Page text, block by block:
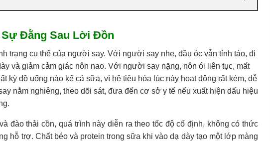
Đằng Sau Lời Đồn
trạng cụ thể của người say. Với người say nhẹ, đầu óc vẫn tỉnh táo, đi
và giảm cảm giác nôn nao. Với người say nặng, nôn ói liên tục, mất
kỳ đồ uống nào kể cả sữa, vì hệ tiêu hóa lúc này hoạt động rất kém, dễ
nằm nghiêng, theo dõi sát, đưa đến cơ sở y tế nếu xuất hiện dấu hiệu
đào thải cồn, quá trình này diễn ra theo tốc độ cố định, không có thức
hỗ trợ. Chất béo và protein trong sữa khi vào dạ dày tạo một lớp màng